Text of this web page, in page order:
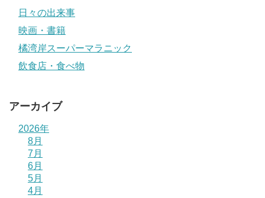
日々の出来事
映画・書籍
橘湾岸スーパーマラニック
飲食店・食べ物
アーカイブ
2026年
8月
7月
6月
5月
4月